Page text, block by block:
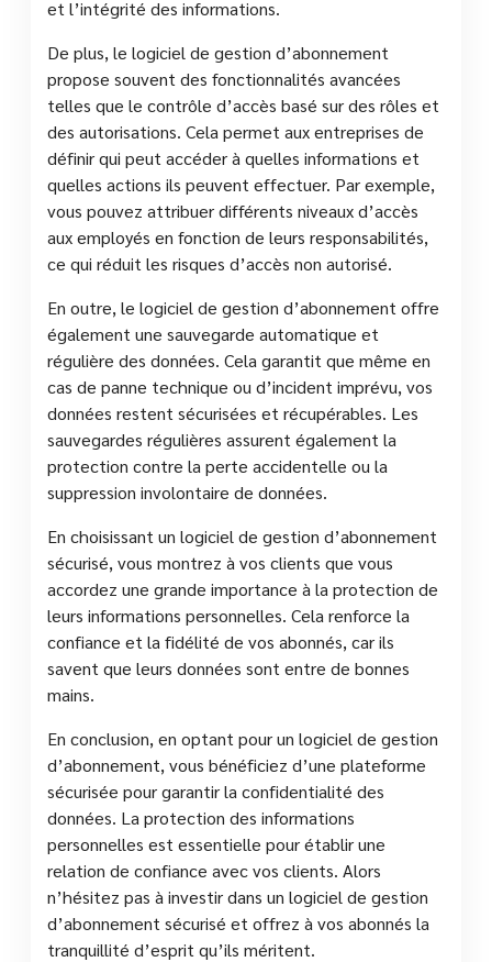
et l’intégrité des informations.
De plus, le logiciel de gestion d’abonnement
propose souvent des fonctionnalités avancées
telles que le contrôle d’accès basé sur des rôles et
des autorisations. Cela permet aux entreprises de
définir qui peut accéder à quelles informations et
quelles actions ils peuvent effectuer. Par exemple,
vous pouvez attribuer différents niveaux d’accès
aux employés en fonction de leurs responsabilités,
ce qui réduit les risques d’accès non autorisé.
En outre, le logiciel de gestion d’abonnement offre
également une sauvegarde automatique et
régulière des données. Cela garantit que même en
cas de panne technique ou d’incident imprévu, vos
données restent sécurisées et récupérables. Les
sauvegardes régulières assurent également la
protection contre la perte accidentelle ou la
suppression involontaire de données.
En choisissant un logiciel de gestion d’abonnement
sécurisé, vous montrez à vos clients que vous
accordez une grande importance à la protection de
leurs informations personnelles. Cela renforce la
confiance et la fidélité de vos abonnés, car ils
savent que leurs données sont entre de bonnes
mains.
En conclusion, en optant pour un logiciel de gestion
d’abonnement, vous bénéficiez d’une plateforme
sécurisée pour garantir la confidentialité des
données. La protection des informations
personnelles est essentielle pour établir une
relation de confiance avec vos clients. Alors
n’hésitez pas à investir dans un logiciel de gestion
d’abonnement sécurisé et offrez à vos abonnés la
tranquillité d’esprit qu’ils méritent.